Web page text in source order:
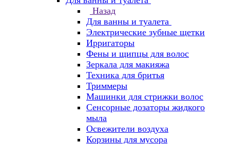
Назад
Для ванны и туалета
Электрические зубные щетки
Ирригаторы
Фены и щипцы для волос
Зеркала для макияжа
Техника для бритья
Триммеры
Машинки для стрижки волос
Сенсорные дозаторы жидкого
мыла
Освежители воздуха
Корзины для мусора